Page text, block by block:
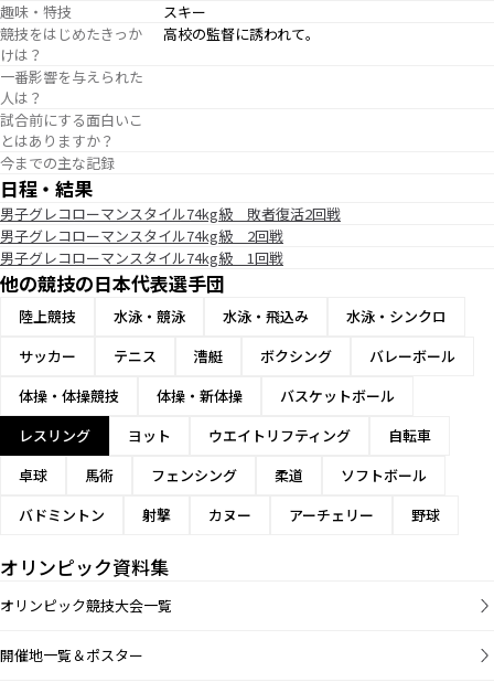
趣味・特技
スキー
競技をはじめたきっか
けは？
高校の監督に誘われて。
一番影響を与えられた
人は？
試合前にする面白いこ
とはありますか？
今までの主な記録
日程・結果
男子グレコローマンスタイル74kg級 敗者復活2回戦
男子グレコローマンスタイル74kg級 2回戦
男子グレコローマンスタイル74kg級 1回戦
他の競技の日本代表選手団
陸上競技 水泳・競泳 水泳・飛込み
水泳・シンクロ
サッカー
テニス 漕艇 ボクシング
バレーボール
体操・体操競技
体操・新体操
バスケットボール
レスリング
ヨット ウエイトリフティング
自転車
卓球
馬術 フェンシング 柔道
ソフトボール
バドミントン
射撃 カヌー アーチェリー 野球
オリンピック資料集
オリンピック競技大会一覧
開催地一覧＆ポスター